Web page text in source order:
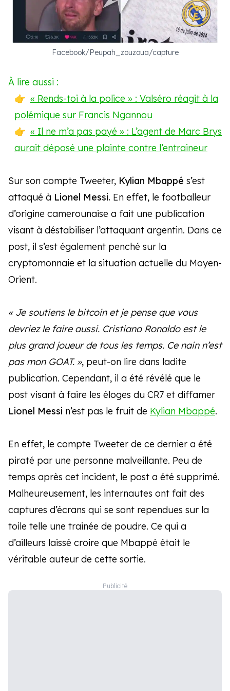
Facebook/Peupah_zouzoua/capture
Sur son compte Tweeter, Kylian Mbappé s’est
attaqué à Lionel Messi. En effet, le footballeur
d’origine camerounaise a fait une publication
visant à déstabiliser l’attaquant argentin. Dans ce
post, il s’est également penché sur la
cryptomonnaie et la situation actuelle du Moyen-
Orient.
« Je soutiens le bitcoin et je pense que vous
devriez le faire aussi. Cristiano Ronaldo est le
plus grand joueur de tous les temps. Ce nain n’est
pas mon GOAT. », peut-on lire dans ladite
publication. Cependant, il a été révélé que le
post visant à faire les éloges du CR7 et diffamer
Lionel Messi n’est pas le fruit de Kylian Mbappé.
En effet, le compte Tweeter de ce dernier a été
piraté par une personne malveillante. Peu de
temps après cet incident, le post a été supprimé.
Malheureusement, les internautes ont fait des
captures d’écrans qui se sont rependues sur la
toile telle une trainée de poudre. Ce qui a
d’ailleurs laissé croire que Mbappé était le
véritable auteur de cette sortie.
À lire aussi :
« Rends-toi à la police » : Valséro réagit à la
polémique sur Francis Ngannou
« Il ne m’a pas payé » : L’agent de Marc Brys
aurait déposé une plainte contre l’entraineur